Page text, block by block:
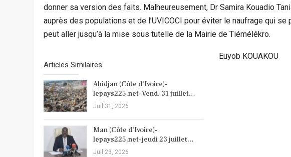
donner sa version des faits. Malheureusement, Dr Samira Kouadio
auprès des populations et de l’UVICOCI pour éviter le naufrage qui se
peut aller jusqu’à la mise sous tutelle de la Mairie de Tiémélékro.
Articles Similaires
Abidjan (Côte d’Ivoire)-
lepays225.net-Vend. 31 juillet…
Juil 31, 2026
Man (Côte d’Ivoire)-
lepays225.net-jeudi 23 juillet…
Juil 23, 2026
Euyob KOUAKOU